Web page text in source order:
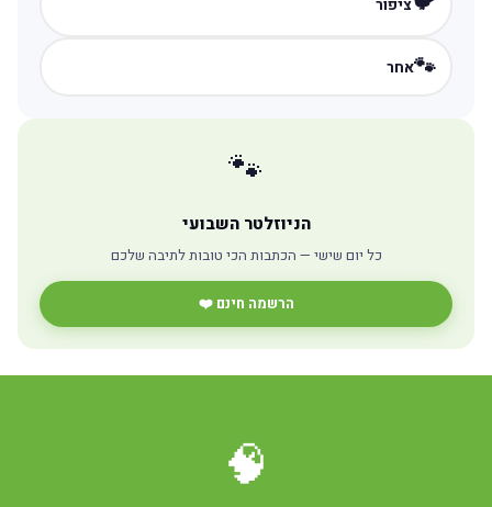
ציפור
🐾אחר
🐾
הניוזלטר השבועי
כל יום שישי — הכתבות הכי טובות לתיבה שלכם
הרשמה חינם ❤️
🧠